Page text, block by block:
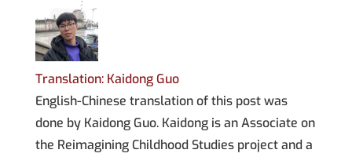
Translation: Kaidong Guo
English-Chinese translation of this post was
done by Kaidong Guo. Kaidong is an Associate on
the Reimagining Childhood Studies project and a